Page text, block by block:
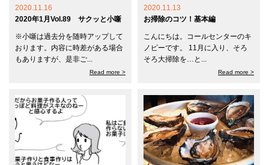
2020.11.16
2020年1月Vol.89 サクッと小噺
※小噺は過去分を随時アップして
おります。内容に時差がある場合
もありますが、是非ご...
Read more >
2020.11.13
お掃除のコツ！基本編
こんにちは。コールセンターのキ
ノピーです。 11月に入り、そろ
そろ大掃除を…と...
Read more >